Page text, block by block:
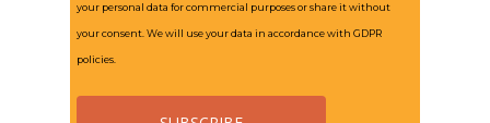
your personal data for commercial purposes or share it without
your consent. We will use your data in accordance with GDPR
policies.